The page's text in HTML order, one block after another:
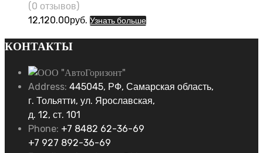
(0 отзывов)
12,120.00руб. Узнать больше
КОНТАКТЫ
Address: 445045, РФ, Самарская область,
г. Тольятти, ул. Ярославская,
д. 12, ст. 101
Phone: +7 8482 62-36-69
+7 927 892-36-69